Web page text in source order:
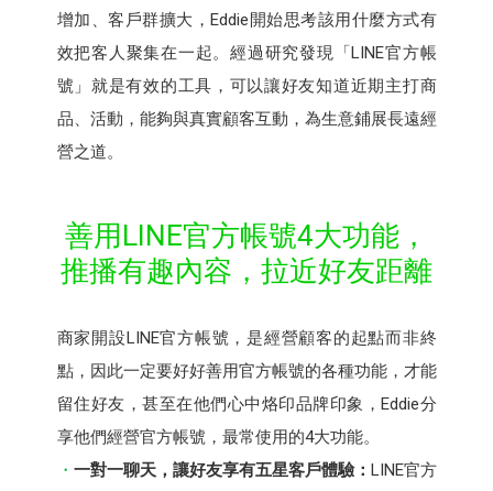
增加、客戶群擴大，Eddie開始思考該用什麼方式有
效把客人聚集在一起。經過研究發現「LINE官方帳
號」就是有效的工具，可以讓好友知道近期主打商
品、活動，能夠與真實顧客互動，為生意鋪展長遠經
營之道。
善用LINE官方帳號4大功能，
推播有趣內容，拉近好友距離
商家開設LINE官方帳號，是經營顧客的起點而非終
點，因此一定要好好善用官方帳號的各種功能，才能
留住好友，甚至在他們心中烙印品牌印象，Eddie分
享他們經營官方帳號，最常使用的4大功能。
一對一聊天，讓好友享有五星客戶體驗： LINE官方